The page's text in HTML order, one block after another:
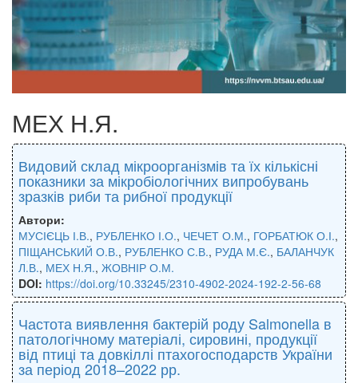
МЕХ Н.Я.
Видовий склад мікроорганізмів та їх кількісні
показники за мікробіологічних випробувань
зразків риби та рибної продукції
Автори:
МУСІЄЦЬ І.В., РУБЛЕНКО І.О., ЧЕЧЕТ О.М., ГОРБАТЮК О.І.,
ПІЩАНСЬКИЙ О.В., РУБЛЕНКО С.В., РУДА М.Є., БАЛАНЧУК
Л.В., МЕХ Н.Я., ЖОВНІР О.М.
DOI: https://doi.org/10.33245/2310-4902-2024-192-2-56-68
Частота виявлення бактерій роду Salmonella в
патологічному матеріалі, сировині, продукції
від птиці та довкіллі птахогосподарств України
за період 2018–2022 рр.